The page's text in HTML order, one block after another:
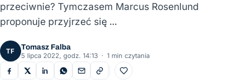
przeciwnie? Tymczasem Marcus Rosenlund
proponuje przyjrzeć się …
TF
Tomasz Falba
5 lipca 2022, godz. 14:13 · 1 min czytania
Do ulubionych